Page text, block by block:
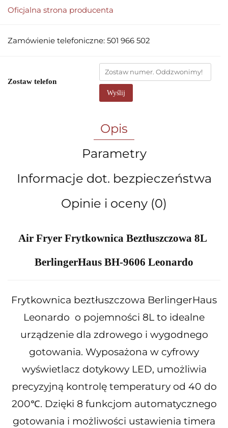
Oficjalna strona producenta
Zamówienie telefoniczne: 501 966 502
Zostaw telefon
Wyślij
Opis
Parametry
Informacje dot. bezpieczeństwa
Opinie i oceny (0)
Air Fryer Frytkownica Beztłuszczowa 8L
BerlingerHaus BH-9606 Leonardo
Frytkownica beztłuszczowa BerlingerHaus
Leonardo o pojemności 8L to idealne
urządzenie dla zdrowego i wygodnego
gotowania. Wyposażona w cyfrowy
wyświetlacz dotykowy LED, umożliwia
precyzyjną kontrolę temperatury od 40 do
200℃. Dzięki 8 funkcjom automatycznego
gotowania i możliwości ustawienia timera